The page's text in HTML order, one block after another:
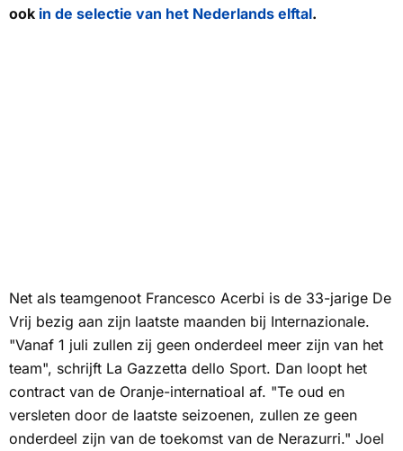
ook in de selectie van het Nederlands elftal.
Net als teamgenoot Francesco Acerbi is de 33-jarige De
Vrij bezig aan zijn laatste maanden bij Internazionale.
"Vanaf 1 juli zullen zij geen onderdeel meer zijn van het
team", schrijft La Gazzetta dello Sport. Dan loopt het
contract van de Oranje-internatioal af. "Te oud en
versleten door de laatste seizoenen, zullen ze geen
onderdeel zijn van de toekomst van de Nerazurri." Joel